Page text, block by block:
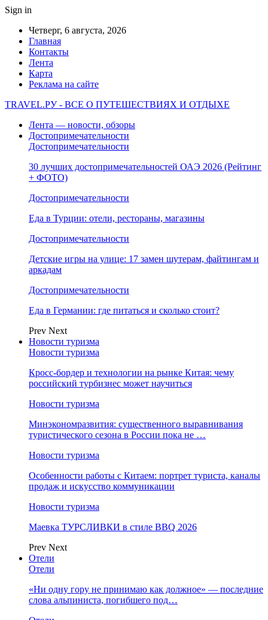
Sign in
Четверг, 6 августа, 2026
Главная
Контакты
Лента
Карта
Реклама на сайте
TRAVEL.РУ - ВСЕ О ПУТЕШЕСТВИЯХ И ОТДЫХЕ
Лента — новости, обзоры
Достопримечательности
Достопримечательности
30 лучших достопримечательностей ОАЭ 2026 (Рейтинг
+ ФОТО)
Достопримечательности
Еда в Турции: отели, рестораны, магазины
Достопримечательности
Детские игры на улице: 17 замен шутерам, файтингам и
аркадам
Достопримечательности
Еда в Германии: где питаться и сколько стоит?
Prev Next
Новости туризма
Новости туризма
Кросс-бордер и технологии на рынке Китая: чему
российский турбизнес может научиться
Новости туризма
Минэкономразвития: существенного выравнивания
туристического сезона в России пока не …
Новости туризма
Особенности работы с Китаем: портрет туриста, каналы
продаж и искусство коммуникации
Новости туризма
Маевка ТУРСЛИВКИ в стиле BBQ 2026
Prev Next
Отели
Отели
«Ни одну гору не принимаю как должное» — последние
слова альпиниста, погибшего под…